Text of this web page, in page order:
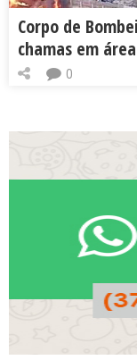
Corpo de
chamas em
0